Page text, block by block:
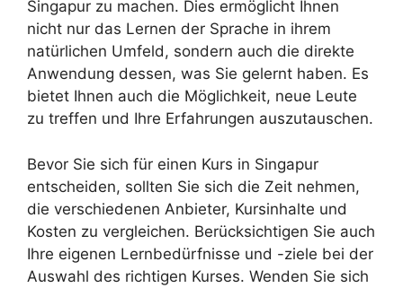
Singapur zu machen. Dies ermöglicht Ihnen
nicht nur das Lernen der Sprache in ihrem
natürlichen Umfeld, sondern auch die direkte
Anwendung dessen, was Sie gelernt haben. Es
bietet Ihnen auch die Möglichkeit, neue Leute
zu treffen und Ihre Erfahrungen auszutauschen.
Bevor Sie sich für einen Kurs in Singapur
entscheiden, sollten Sie sich die Zeit nehmen,
die verschiedenen Anbieter, Kursinhalte und
Kosten zu vergleichen. Berücksichtigen Sie auch
Ihre eigenen Lernbedürfnisse und -ziele bei der
Auswahl des richtigen Kurses. Wenden Sie sich